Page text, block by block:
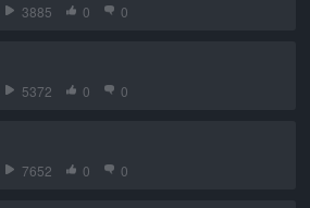
3885 0 0
5372 0 0
7652 0 0